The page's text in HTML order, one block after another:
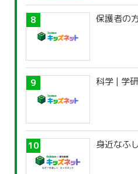
保護者の
科学 | 学
身近なふ